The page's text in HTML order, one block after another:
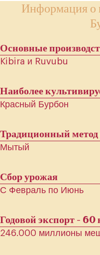
Информация о
Основные
Kibira и Ruvubu
Наиболее
Красный Бурбон
Традиционный метод
Мытый
Сбор урожая
С Февраль по Июнь
Годовой экспорт -
246.000 миллионы